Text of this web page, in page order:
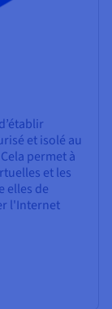
et isolé au
permet à
et les
elles de
l'Internet